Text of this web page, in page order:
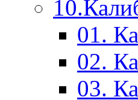
01.
02.
03.